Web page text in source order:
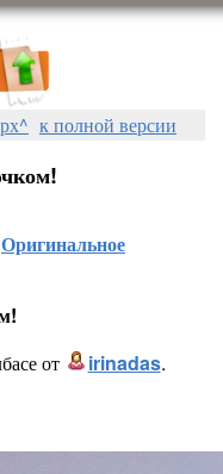
к полной версии
Оригинальное
от
irinadas.